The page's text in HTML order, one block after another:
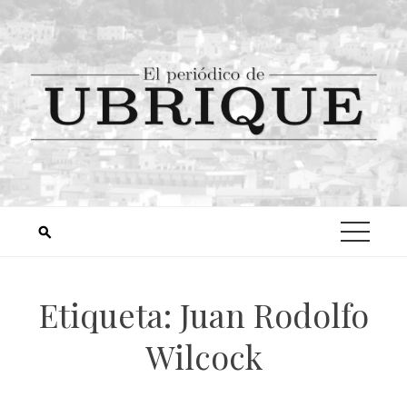
Etiqueta: Juan Rodolfo
Wilcock